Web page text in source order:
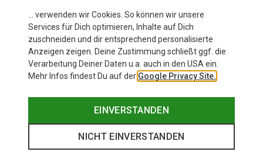
… verwenden wir Cookies. So können wir unsere
Services für Dich optimieren, Inhalte auf Dich
zuschneiden und dir entsprechend personalisierte
Anzeigen zeigen. Deine Zustimmung schließt ggf. die
Verarbeitung Deiner Daten u.a. auch in den USA ein.
Mehr Infos findest Du auf der Google Privacy Site.
EINVERSTANDEN
NICHT EINVERSTANDEN